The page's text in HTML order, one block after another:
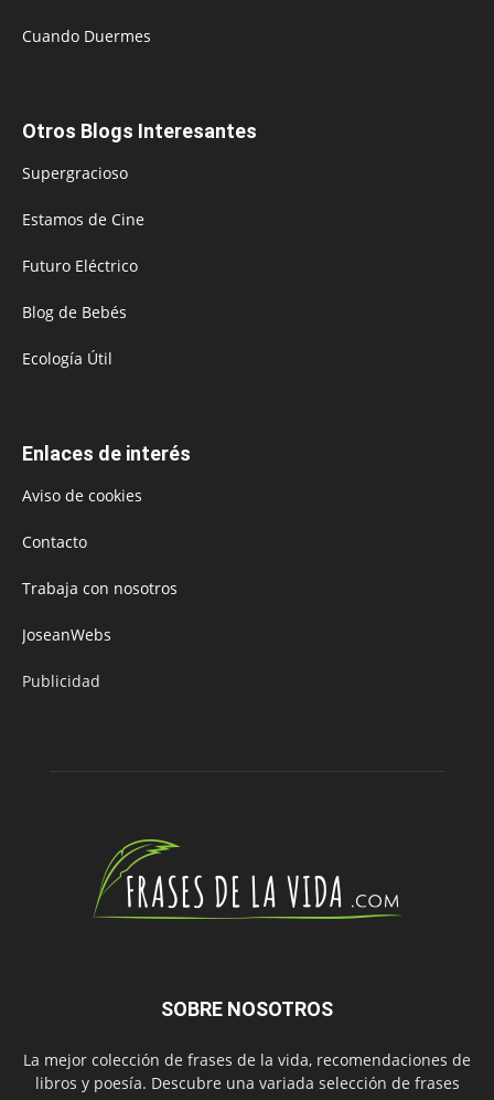
Cuando Duermes
Otros Blogs Interesantes
Supergracioso
Estamos de Cine
Futuro Eléctrico
Blog de Bebés
Ecología Útil
Enlaces de interés
Aviso de cookies
Contacto
Trabaja con nosotros
JoseanWebs
Publicidad
SOBRE NOSOTROS
La mejor colección de frases de la vida, recomendaciones de
libros y poesía. Descubre una variada selección de frases